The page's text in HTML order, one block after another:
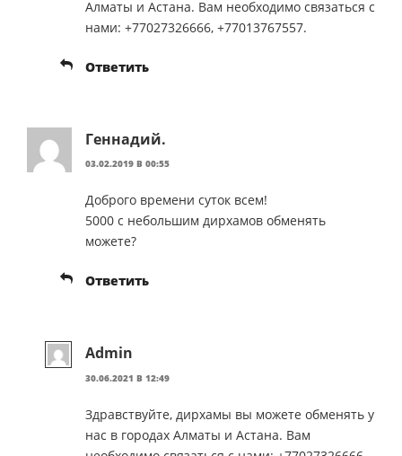
Алматы и Астана. Вам необходимо связаться с
нами: +77027326666, +77013767557.
Ответить
Геннадий.
03.02.2019 В 00:55
Доброго времени суток всем!
5000 с небольшим дирхамов обменять
можете?
Ответить
Admin
30.06.2021 В 12:49
Здравствуйте, дирхамы вы можете обменять у
нас в городах Алматы и Астана. Вам